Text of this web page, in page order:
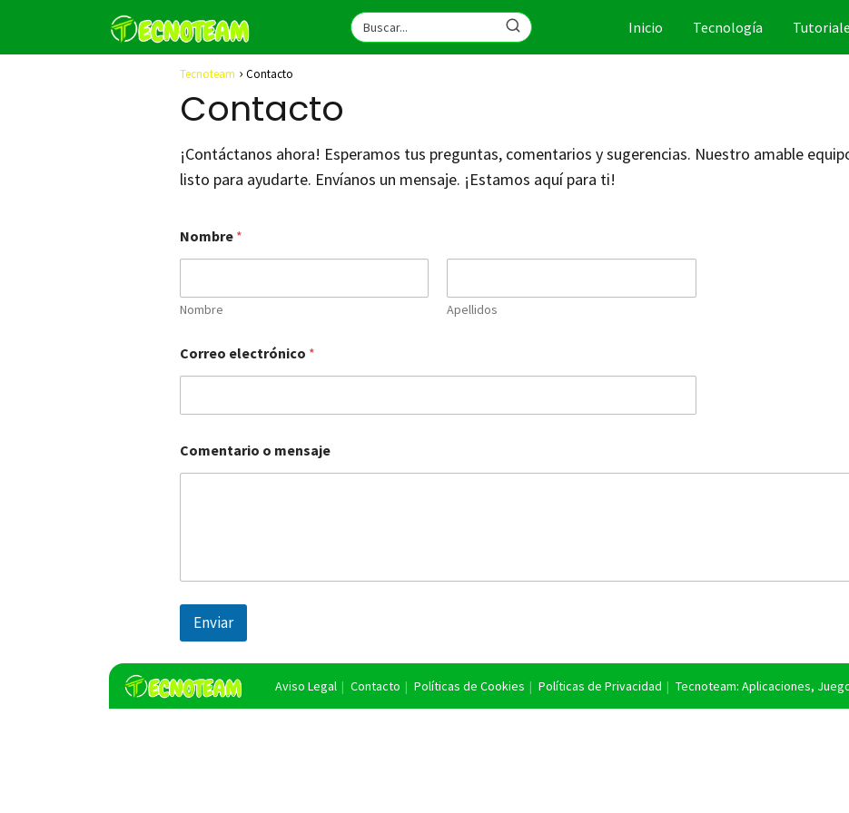
Inicio Tecnología
Tecnoteam Contacto
Contacto
¡Contáctanos ahora! Esperamos tus preguntas, comentarios y sugerencias. Nuestro amable
listo para ayudarte. Envíanos un mensaje. ¡Estamos aquí para ti!
Nombre *
Nombre Apellidos
Correo electrónico *
Comentario o mensaje
Enviar
Aviso Legal Contacto Políticas de Cookies Políticas de Privacidad Tecnoteam: Aplicaciones,